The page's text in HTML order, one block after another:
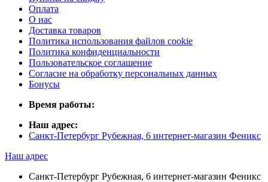
Оплата
О нас
Доставка товаров
Политика использования файлов cookie
Политика конфиденциальности
Пользовательское соглашение
Согласие на обработку персональных данных
Бонусы
Время работы:
Наш адрес:
Санкт-Петербург Рубежная, 6 интернет-магазин Феникс
Наш адрес
Санкт-Петербург Рубежная, 6 интернет-магазин Феникс